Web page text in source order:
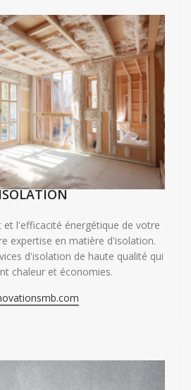
et l'efficacité énergétique de votre
expertise en matière d'isolation.
d'isolation de haute qualité qui
chaleur et économies.